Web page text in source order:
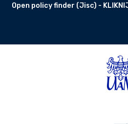
Open policy finder (Jisc) -